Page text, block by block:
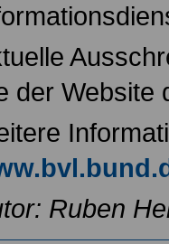
der Website
Ruben